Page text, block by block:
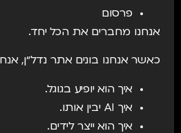
פרסום
אנחנו מחברים את הכל יחד.
כאשר אנחנו בונים אתר נדל״ן,
איך הוא יופיע בגוגל.
איך AI יבין אותו.
איך הוא ייצר לידים.